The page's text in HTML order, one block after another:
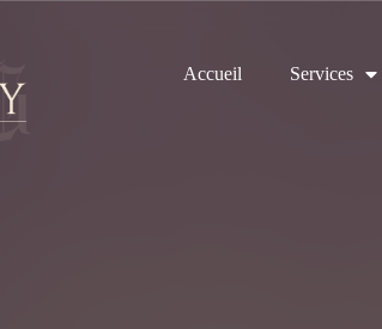
Accueil Services